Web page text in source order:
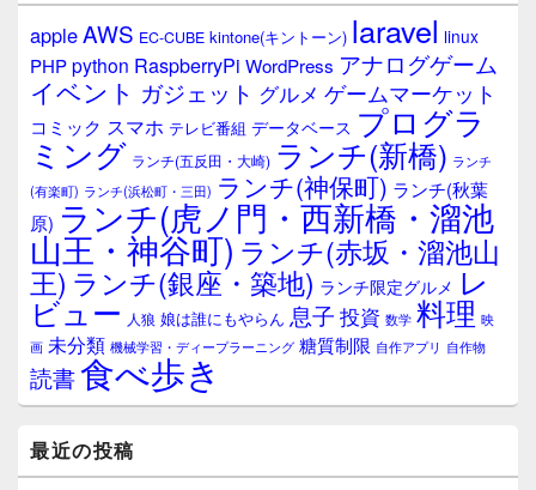
ウ
ィ
ジ
ェ
ア
appleAWS EC-CUBE kintone(キントーン) laravel linux
PHPpython RaspberryPi WordPress アナログゲーム
イベント ガジェット グルメ ゲームマーケット
コミック スマホ テレビ番組 データベース プログラ
ミング ランチ(五反田・大崎) ランチ(新橋) ランチ
(有楽町) ランチ(浜松町・三田) ランチ(神保町) ランチ(秋葉
原) ランチ(虎ノ門・西新橋・溜池
山王・神谷町) ランチ(赤坂・溜池山
王) ランチ(銀座・築地) ランチ限定グルメ レ
ビュー 人狼 娘は誰にもやらん 息子 投資 数学 料理 映
画 未分類 機械学習・ディープラーニング 糖質制限 自作アプリ 自作物
読書食べ歩き
最近の投稿